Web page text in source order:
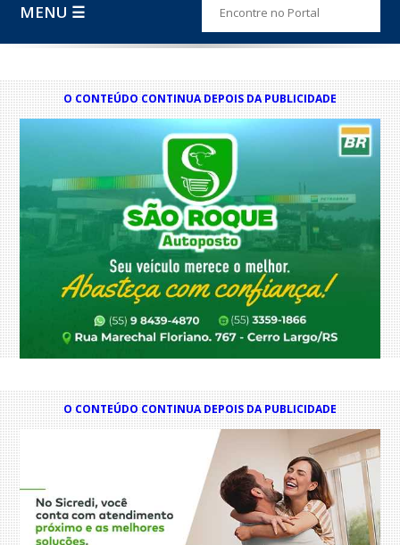
MENU ☰
O CONTEÚDO CONTINUA DEPOIS DA PUBLICIDADE
O CONTEÚDO CONTINUA DEPOIS DA PUBLICIDADE